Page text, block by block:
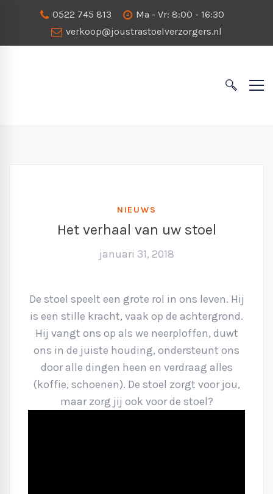
0522 745 813
Ma - Vr: 8:00 - 16:30
verkoop@joustrastoelverzorgers.nl
NIEUWS
Het verhaal van uw stoel
januari 31, 2018
De stoel speelt een grote rol in ons leven. Hij
is een stille kracht, vaak op de achtergrond.
Hij vangt ons op als we neerploffen, duwt
ons in de juiste houding, ondersteunt ons
door alle dingen heen en verdraag alles
(koffie, schoenen). De stoel zorgt voor jou,
maar zorg jij ook voor de stoel?